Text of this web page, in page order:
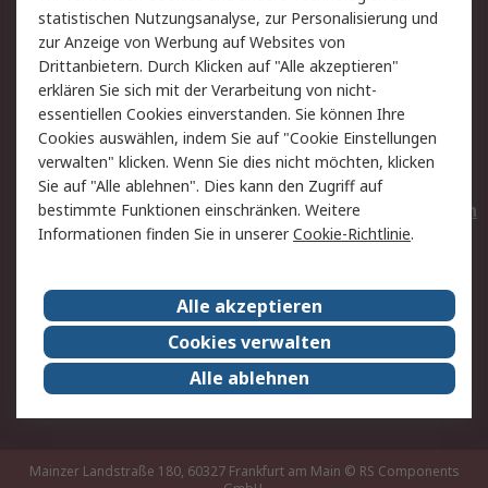
Hilfe
Privatkunden
Rechtliches
AGB
Datenschutz
Cookie-Richtlinie
Zahlungsbedingungen
Copyright/Impressum
Entsorgung
Elektrogeräte/Batterien
RS weltweit
Karriere bei RS
Nachhaltigkeit
Qualität/Umwelt/ZertifikatePresse-Center
Event-Center
Mainzer Landstraße 180, 60327 Frankfurt am Main © RS Components
statistischen Nutzungsanalyse, zur Personalisierung und
zur Anzeige von Werbung auf Websites von
Drittanbietern. Durch Klicken auf "Alle akzeptieren"
erklären Sie sich mit der Verarbeitung von nicht-
essentiellen Cookies einverstanden. Sie können Ihre
Cookies auswählen, indem Sie auf "Cookie Einstellungen
verwalten" klicken. Wenn Sie dies nicht möchten, klicken
Sie auf "Alle ablehnen". Dies kann den Zugriff auf
bestimmte Funktionen einschränken. Weitere
Informationen finden Sie in unsererCookie-Richtlinie.
Alle akzeptieren
Cookies verwalten
Alle ablehnen